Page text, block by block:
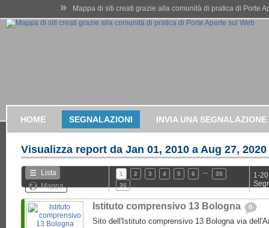
» Mappa di siti creati grazie alla comunità di pratica di Porte
HOME SEGNALAZIONI INVIA UNA SEGNALAZIONE
Visualizza report da Jan 01, 2010 a Aug 27, 2020
Lista
Mappa
1 2 3 4 5 6
35
36
1-
Istituto comprensivo 13 Bologna 0
Sito dell'Istituto comprensivo 13 Bologna via